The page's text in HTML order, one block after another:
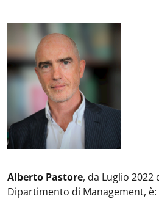
Alberto Pastore, da Luglio
Dipartimento di Management, è: